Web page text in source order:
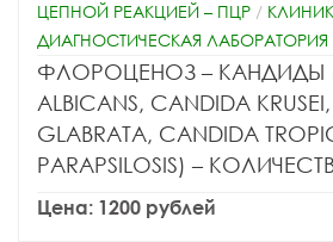
ЦЕПНОЙ РЕАКЦИЕЙ – ПЦР /
ДИАГНОСТИЧЕСКАЯ ЛАБОРАТОРИЯ
ФЛОРОЦЕНОЗ – КАНДИДЫ (
АLBICANS, CANDIDA
GLABRATA, CANDIDA
PARAPSILOSIS) –
Цена: 1200 рублей